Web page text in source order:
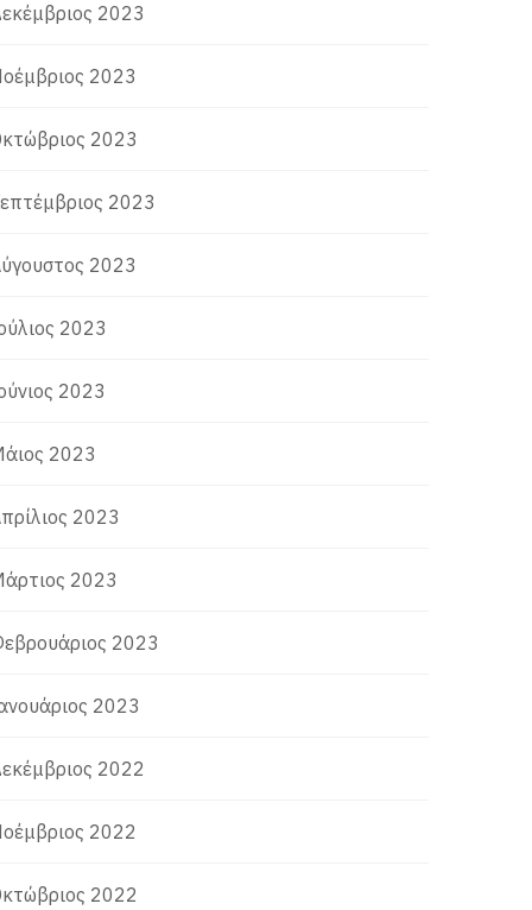
2023
2023
2023
2023
2023
2023
2023
2023
2023
2023
2023
2023
2022
2022
2022